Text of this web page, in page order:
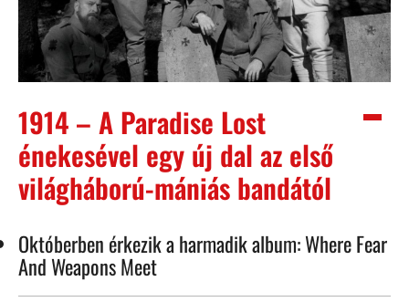
1914 – A Paradise Lost
énekesével egy új dal az első
világháború-mániás bandától
Októberben érkezik a harmadik album: Where Fear
And Weapons Meet